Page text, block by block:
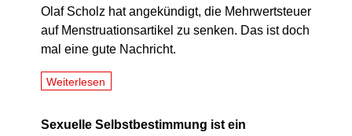
Olaf Scholz hat angekündigt, die Mehrwertsteuer
auf Menstruationsartikel zu senken. Das ist doch
mal eine gute Nachricht.
Weiterlesen
Sexuelle Selbstbestimmung ist ein